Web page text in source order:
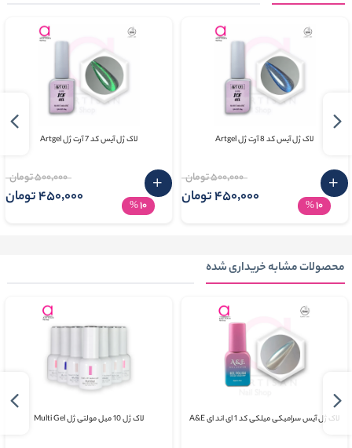
لاک ژل آیس کد 8 آرت ژل Artgel
10
%
500٬000 تومان
450٬000 تومان
لاک ژل آیس کد 7 آرت ژل Artgel
10
%
500٬000 تومان
450٬000 تومان
محصولات مشابه خریداری شده
لاک ژل آیس سرامیکی میلکی کد 1 ای اند ای A&E لاک ژل 10 میل مولتی ژل Multi Gel